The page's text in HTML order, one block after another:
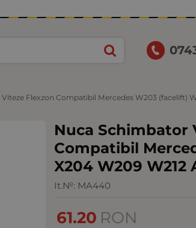
Flexzon Compatibil Mercedes W203 (facelift)
Nuca Schimbator
Compatibil
X204 W209 W212
It.№: MA440
61.20 RON